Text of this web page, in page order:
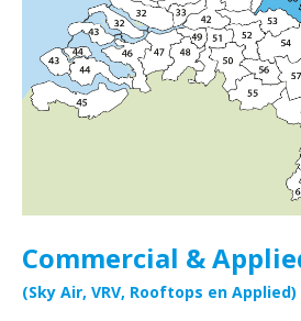
Commercial &
(Sky Air, VRV, Rooftops en Applied)